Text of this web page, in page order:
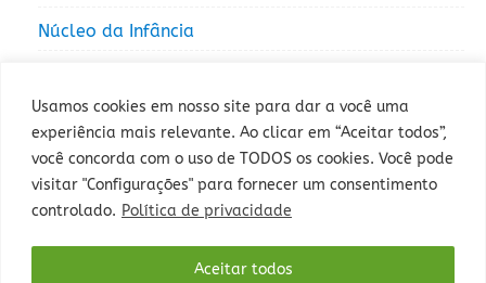
Usamos cookies em nosso site para dar a você uma
experiência mais relevante. Ao clicar em “Aceitar todos”,
você concorda com o uso de TODOS os cookies. Você pode
visitar "Configurações" para fornecer um consentimento
controlado. Política de privacidade
Aceitar todos
Núcleo da Infância
Rua Sepé Tiaraju, 1013 - Bairro Santa Tereza, Porto Alegre - RS -